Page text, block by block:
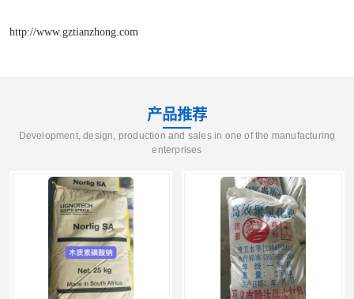
http://www.gztianzhong.com
产品推荐
Development, design, production and sales in one of the manufacturing
enterprises